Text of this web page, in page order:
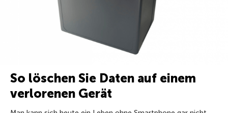
So löschen Sie Daten auf einem
verlorenen Gerät